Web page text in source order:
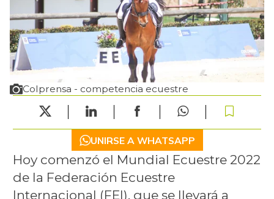
Colprensa - competencia ecuestre
UNIRSE A WHATSAPP
Hoy comenzó el Mundial Ecuestre 2022
de la Federación Ecuestre
Internacional (FEI), que se llevará a